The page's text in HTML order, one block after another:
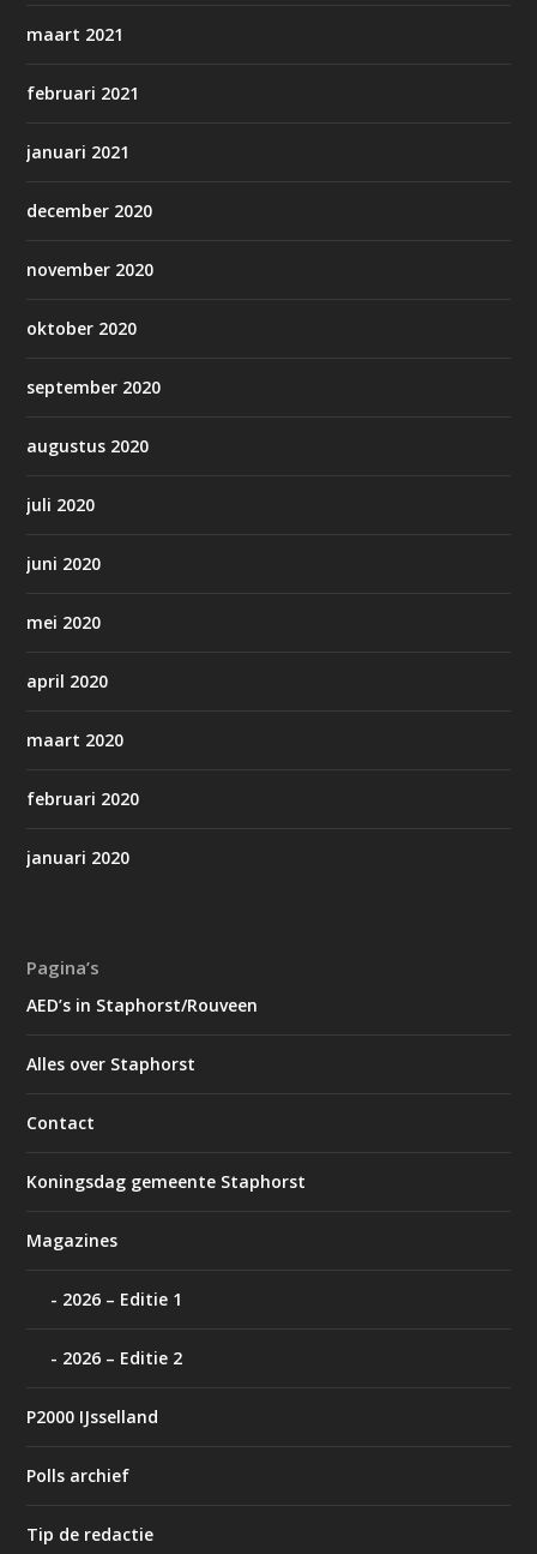
maart 2021
februari 2021
januari 2021
december 2020
november 2020
oktober 2020
september 2020
augustus 2020
juli 2020
juni 2020
mei 2020
april 2020
maart 2020
februari 2020
januari 2020
Pagina’s
AED’s in Staphorst/Rouveen
Alles over Staphorst
Contact
Koningsdag gemeente Staphorst
Magazines
2026 – Editie 1
2026 – Editie 2
P2000 IJsselland
Polls archief
Tip de redactie